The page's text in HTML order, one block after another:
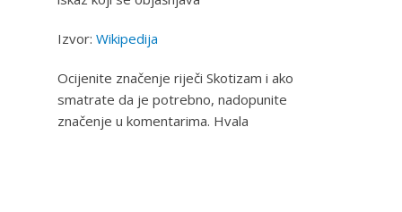
Izvor: Wikipedija
Ocijenite značenje riječi Skotizam i ako
smatrate da je potrebno, nadopunite
značenje u komentarima. Hvala